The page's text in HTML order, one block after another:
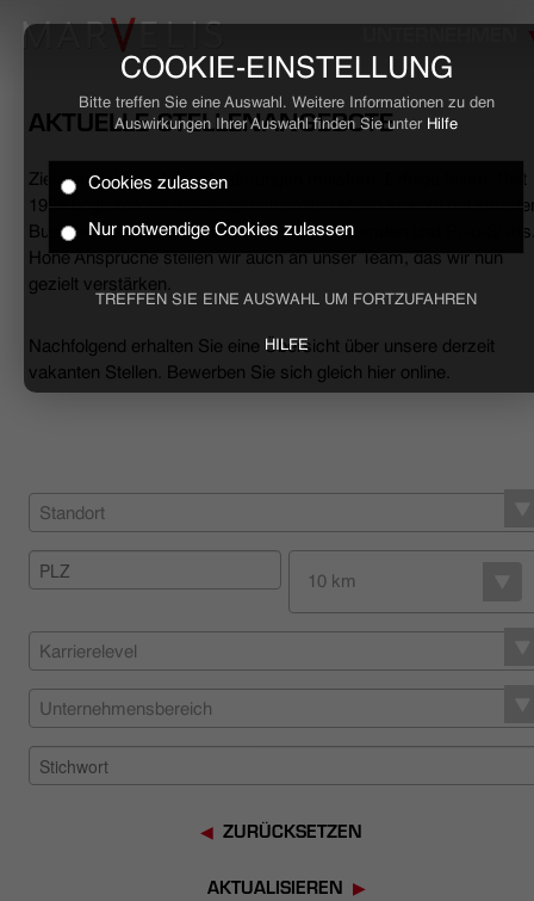
COOKIE-EINSTELLUNG
Bitte treffen Sie eine Auswahl. Weitere Informationen zu den
Auswirkungen Ihrer Auswahl finden Sie unter Hilfe
Cookies zulassen
Nur notwendige Cookies zulassen
TREFFEN SIE EINE AUSWAHL UM FORTZUFAHREN
HILFE
HOME
BUSINESS
UNTERNEHMEN
NACHHALTIGKEIT
HÄNDLERSUCHE
AKTUELLE STELLENANGEBOTE
Ziele erreichen, Herausforderungen meistern, Erfolge feiern. Seit
1994 begleiten wir den anspruchsvollen Mann sowohl mit
Business- als auch mit lässigen Casual-Hemden und Polo-
Hohe Ansprüche stellen wir auch an unser Team, das wir nun
gezielt verstärken.
Nachfolgend erhalten Sie eine Übersicht über unsere derzeit
vakanten Stellen. Bewerben Sie sich gleich hier online.
Standort
10 km
Karrierelevel
Unternehmensbereich
ZURÜCKSETZEN
AKTUALISIEREN